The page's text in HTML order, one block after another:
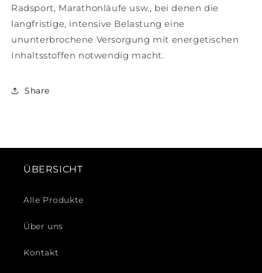
Radsport, Marathonläufe usw., bei denen die
langfristige, intensive Belastung eine
ununterbrochene Versorgung mit energetischen
Inhaltsstoffen notwendig macht.
Share
ÜBERSICHT
Alle Produkte
Über uns
Kontakt